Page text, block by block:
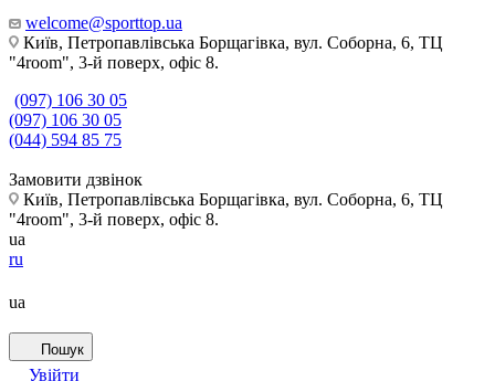
welcome@sporttop.ua
Київ, Петропавлівська Борщагівка, вул. Соборна, 6, ТЦ
"4room", 3-й поверх, офіс 8.
(097) 106 30 05
(097) 106 30 05
(044) 594 85 75
Замовити дзвінок
Київ, Петропавлівська Борщагівка, вул. Соборна, 6, ТЦ
"4room", 3-й поверх, офіс 8.
ua
ru
ua
Пошук
Увійти